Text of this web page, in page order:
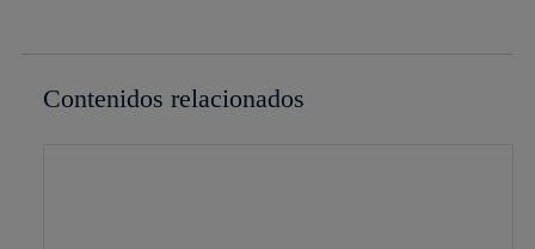
Contenidos relacionados